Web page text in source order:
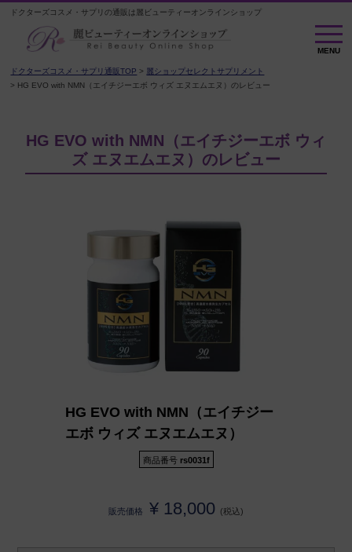
ドクターズコスメ・サプリの通販は麗ビューティーオンラインショップ
M
E
N
MENU
ドクターズコスメ・サプリ通販TOP
麗ショップセレクトサプリメント
HG EVO with NMN（エイチジーエボ ウィズ エヌエムエヌ）のレビュー
HG EVO with NMN（エイチジーエボ ウィ
ズ エヌエムエヌ）のレビュー
HG EVO with NMN（エイチジー
エボ ウィズ エヌエムエヌ）
商品番号 rs0031f
販売価格 ¥ 18,000 税込